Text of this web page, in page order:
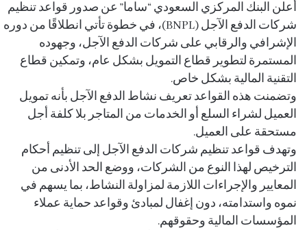
أعلن البنك المركزي السعودي “ساما” عن صدور قواعد تنظيم
شركات الدفع الآجل (BNPL)، في خطوة تأتي انطلاقًا من دوره
الإشرافي والرقابي على شركات الدفع الآجل، وجهوده
المستمرة لتطوير قطاع التمويل بشكل عام، وتمكين قطاع
التقنية المالية بشكل خاص.
وتضمنت هذه القواعد تعريف نشاط الدفع الآجل بأنه تمويل
العميل لشراء السلع أو الخدمات من المتاجر بلا كلفة أجل
مستحقة على العميل.
وتهدف قواعد تنظيم شركات الدفع الآجل إلى تنظيم أحكام
الترخيص لهذا النوع من الشركات، ووضع الحد الأدنى من
المعايير والإجراءات اللازمة لمزاولة النشاط، بما يسهم في
نموه واستدامته، دون إغفال لمبادئ وقواعد حماية عملاء
المؤسسات المالية وحقوقهم.